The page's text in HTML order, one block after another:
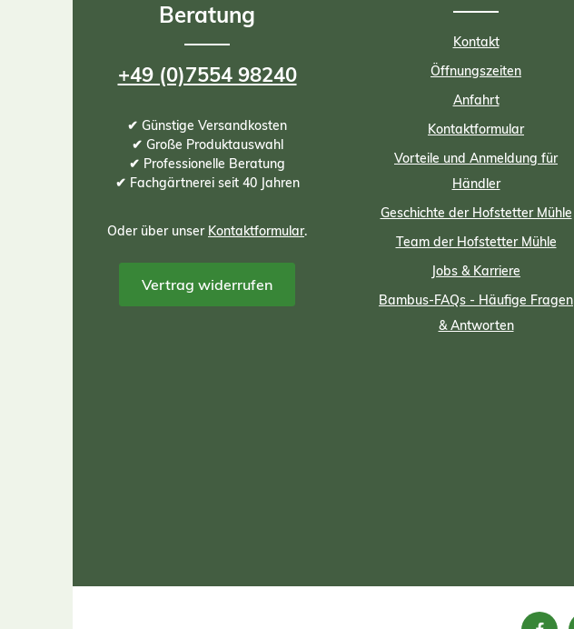
Beratung
+49 (0)7554 98240
✔ Günstige Versandkosten
✔ Große Produktauswahl
✔ Professionelle Beratung
✔ Fachgärtnerei seit 40 Jahren
Oder über unser Kontaktformular.
Vertrag widerrufen
Kontakt
Öffnungszeiten
Anfahrt
Kontaktformular
Vorteile und Anmeldung für
Händler
Geschichte der Hofstetter Mühle
Team der Hofstetter Mühle
Jobs & Karriere
Bambus-FAQs - Häufige Fragen
& Antworten